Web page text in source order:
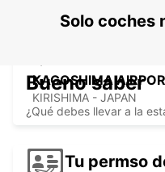
KAGOSHIMA
KIRISHIMA - JAPAN
Solo coches
Bueno saber
¿Qué debes llevar a la
Tu permso